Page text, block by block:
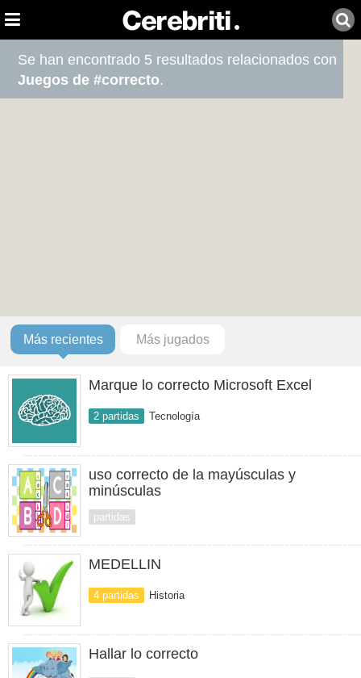
Se han encontrado 5 resultados relacionados con
Juegos de #correcto.
Más recientes Más jugados
Marque lo correcto Microsoft Excel
2 partidas Tecnología
uso correcto de la mayúsculas y
minúsculas
partidas
MEDELLIN
4 partidas Historia
Hallar lo correcto